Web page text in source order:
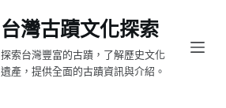
台灣古蹟文化探索
探索台灣豐富的古蹟，了解歷史文化
遺產，提供全面的古蹟資訊與介紹。